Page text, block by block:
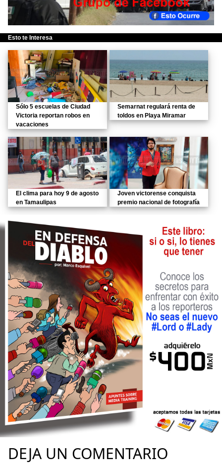
Esto te Interesa
Sólo 5 escuelas de Ciudad
Victoria reportan robos en
vacaciones
Semarnat regulará renta de
toldos en Playa Miramar
El clima para hoy 9 de agosto
en Tamaulipas
Joven victorense conquista
premio nacional de fotografía
DEJA UN COMENTARIO